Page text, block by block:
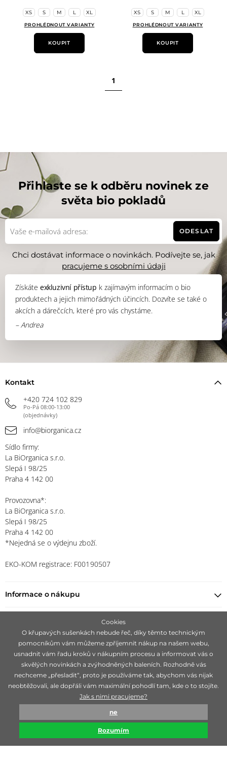
XS S M L XL
PROHLÉDNOUT VARIANTY
KOUPIT
XS S M L XL
PROHLÉDNOUT VARIANTY
KOUPIT
1
Přihlaste se k odběru novinek ze
světa bio pokladů
ODESLAT
Chci dostávat informace o novinkách. Podívejte se, jak
pracujeme s osobními údaji
Získáteexkluzivní přístup k zajímavým informacím o bio
produktech a jejich mimořádných účincích. Dozvíte se také o
akcích a dárečcích, které pro vás chystáme.
– Andrea
Kontakt
+420 724 102 829
Po-Pá 08:00-13:00
(objednávky)
info@biorganica.cz
Sídlo firmy:
La BiOrganica s.r.o.
Slepá I 98/25
Praha 4 142 00
Provozovna*:
La BiOrganica s.r.o.
Slepá I 98/25
Praha 4 142 00
*Nejedná se o výdejnu zboží.
EKO-KOM registrace: F00190507
Informace o nákupu
Zůstaňte s námi v kontaktu
Zaměřujeme se na hledání čistě přírodních značek, ideálně 100 %
bio, které jsou mimořádné svojí účinností.
© biorganica 1993-2026
Technicky zajišťujeSimplia s.r.o.
Cookies
O křupavých sušenkách nebude řeč, díky těmto technickým
pomocníkům vám můžeme zpříjemnit nákup na našem webu,
usnadnit vám řadu kroků v nákupním procesu a informovat vás o
skvělých novinkách a zvýhodněných baleních. Rozhodně vás
nechceme „přesladit“, proto je používáme tak, abychom vás nijak
neobtěžovali, ale dopřáli vám maximální pohodlí tam, kde o to stojíte.
Jak s nimi pracujeme?
ne
Rozumím